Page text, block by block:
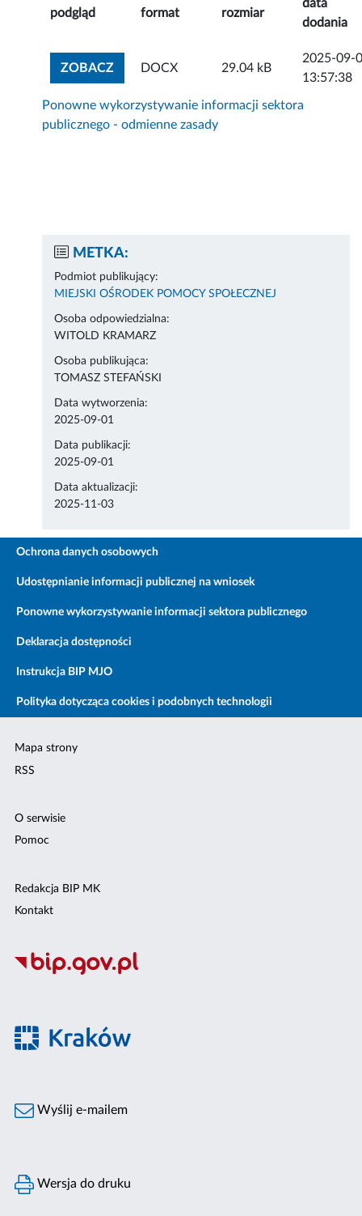
podgląd format rozmiar
data
dodania
ZOBACZZOBACZ ZAŁĄCZNIK
DOCX 29.04 kB
2025-09-
13:57:38
Ponowne wykorzystywanie informacji sektora
publicznego - odmienne zasady
METKA:
Podmiot publikujący:
MIEJSKI OŚRODEK POMOCY SPOŁECZNEJ
Osoba odpowiedzialna:
WITOLD KRAMARZ
Osoba publikująca:
TOMASZ STEFAŃSKI
Data wytworzenia:
2025-09-01
Data publikacji:
2025-09-01
Data aktualizacji:
2025-11-03
Ochrona danych osobowych
Udostępnianie informacji publicznej na wniosek
Ponowne wykorzystywanie informacji sektora publicznego
Deklaracja dostępności
Instrukcja BIP MJO
Polityka dotycząca cookies i podobnych technologii
Mapa strony
RSS
O serwisie
Pomoc
Redakcja BIP MK
Kontakt
Wyślij e-mailem
Wersja do druku